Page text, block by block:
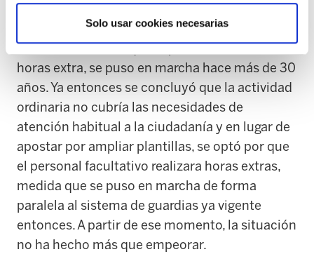
Solo usar cookies necesarias
últimas décadas y apoyadas por el propio
Sindicato Médico. El sistema de
autoconcertación, que supone la realización de
horas extra, se puso en marcha hace más de 30
años. Ya entonces se concluyó que la actividad
ordinaria no cubría las necesidades de
atención habitual a la ciudadanía y en lugar de
apostar por ampliar plantillas, se optó por que
el personal facultativo realizara horas extras,
medida que se puso en marcha de forma
paralela al sistema de guardias ya vigente
entonces. A partir de ese momento, la situación
no ha hecho más que empeorar.